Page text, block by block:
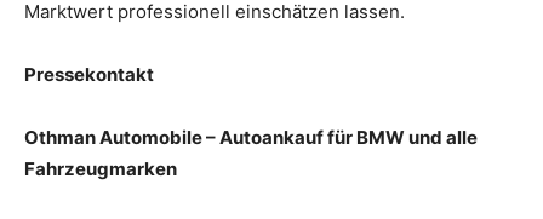
Marktwert professionell einschätzen lassen.
Pressekontakt
Othman Automobile – Autoankauf für BMW und alle
Fahrzeugmarken